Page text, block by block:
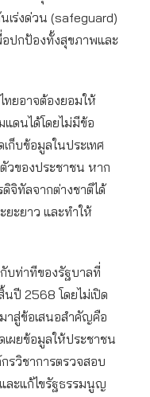
เร่งด่วน (safeguard)
ปกป้องทั้งสุขภาพและ
ทยอาจต้องยอมให้
ดนได้โดยไม่มีข้อ
ก็บข้อมูลในประเทศ
วของประชาชน หาก
จิทัลจากต่างชาติได้
ยะยาว และทำให้
บท่าทีของรัฐบาลที่
นปี 2568 โดยไม่เปิด
าสู่ข้อเสนอสำคัญคือ
เผยข้อมูลให้ประชาชน
รวิชาการตรวจสอบ
ละแก้ไขรัฐธรรมนูญ